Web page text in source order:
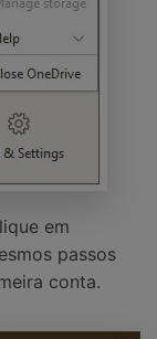
em
passos
conta.